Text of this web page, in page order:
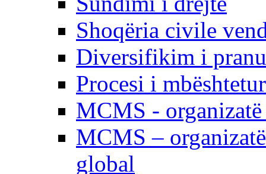
Shoqëria civile
Diversifikim i
Procesi i
MCMS -
MCMS –
global